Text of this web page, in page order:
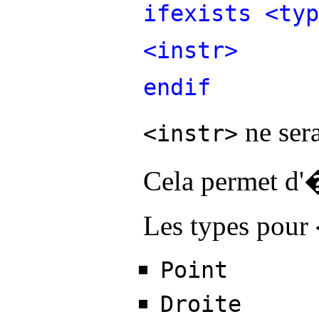
ifexists
<instr>
endif
<instr> ne
Cela permet
Les types pour
Point
Droite